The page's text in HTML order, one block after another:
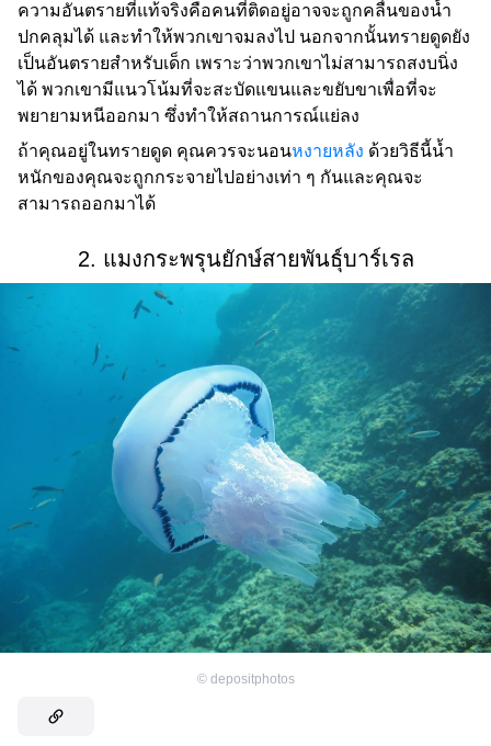
ความอันตรายที่แท้จริงคือคนที่ติดอยู่อาจจะถูกคลื่นของน้ำ
ปกคลุมได้ และทำให้พวกเขาจมลงไป นอกจากนั้นทรายดูดยัง
เป็นอันตรายสำหรับเด็ก เพราะว่าพวกเขาไม่สามารถสงบนิ่ง
ได้ พวกเขามีแนวโน้มที่จะสะบัดแขนและขยับขาเพื่อที่จะ
พยายามหนีออกมา ซึ่งทำให้สถานการณ์แย่ลง
ถ้าคุณอยู่ในทรายดูด คุณควรจะนอนหงายหลัง ด้วยวิธีนี้น้ำ
หนักของคุณจะถูกกระจายไปอย่างเท่า ๆ กันและคุณจะ
สามารถออกมาได้
2. แมงกระพรุนยักษ์สายพันธุ์บาร์เรล
© depositphotos